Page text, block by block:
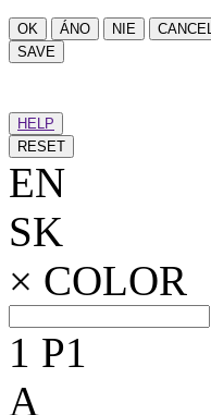
OK ÁNO NIE
CANCEL
SAVE
HELP
RESET
EN
SK
× COLOR
1 P1
A